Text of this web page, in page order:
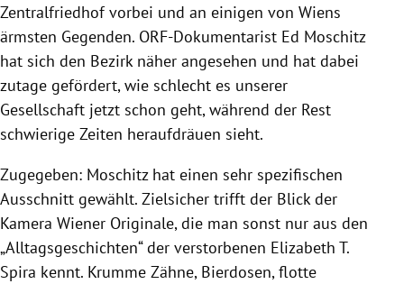
Zentralfriedhof vorbei und an einigen von Wiens
ärmsten Gegenden. ORF-Dokumentarist Ed Moschitz
hat sich den Bezirk näher angesehen und hat dabei
zutage gefördert, wie schlecht es unserer
Gesellschaft jetzt schon geht, während der Rest
schwierige Zeiten heraufdräuen sieht.
Zugegeben: Moschitz hat einen sehr spezifischen
Ausschnitt gewählt. Zielsicher trifft der Blick der
Kamera Wiener Originale, die man sonst nur aus den
„Alltagsgeschichten“ der verstorbenen Elizabeth T.
Spira kennt. Krumme Zähne, Bierdosen, flotte